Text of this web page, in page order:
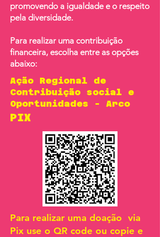
promovendo a igualdade e o respeito
pela diversidade.
Para realizar uma contribuição
financeira, escolha entre as opções
abaixo:
Ação Regional de
Contribuição social e
Oportunidades - Arco
PIX
Para realizar uma doação via
Pix use o QR code ou copie e